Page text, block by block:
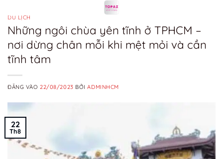
qua
nội
dung
DU LỊCH
Những ngôi chùa yên tĩnh ở TPHCM –
nơi dừng chân mỗi khi mệt mỏi và cần
tĩnh tâm
ĐĂNG VÀO22/08/2023 BỞIADMINHCM
22
Th8